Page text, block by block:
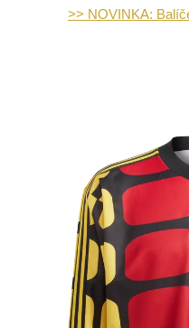
>> NOVINKA: